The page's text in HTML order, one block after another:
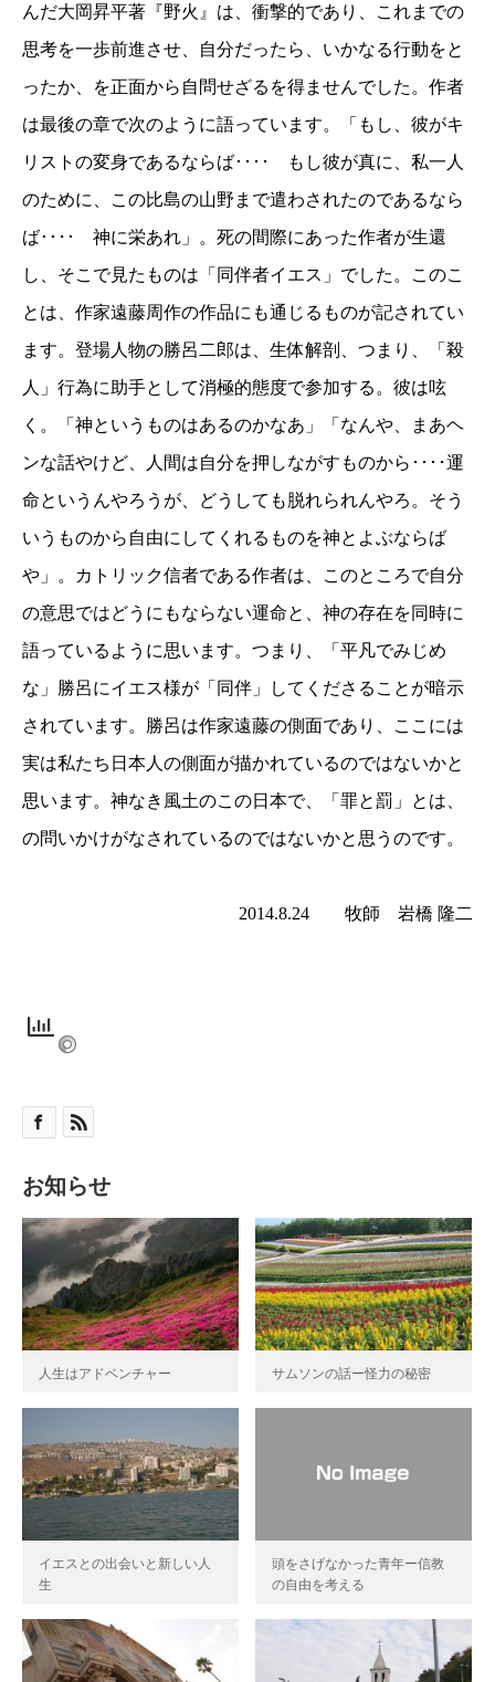
んだ大岡昇平著『野火』は、衝撃的であり、これまでの
思考を一歩前進させ、自分だったら、いかなる行動をと
ったか、を正面から自問せざるを得ませんでした。作者
は最後の章で次のように語っています。「もし、彼がキ
リストの変身であるならば････ もし彼が真に、私一人
のために、この比島の山野まで遣わされたのであるなら
ば････ 神に栄あれ」。死の間際にあった作者が生還
し、そこで見たものは「同伴者イエス」でした。このこ
とは、作家遠藤周作の作品にも通じるものが記されてい
ます。登場人物の勝呂二郎は、生体解剖、つまり、「殺
人」行為に助手として消極的態度で参加する。彼は呟
く。「神というものはあるのかなあ」「なんや、まあヘ
ンな話やけど、人間は自分を押しながすものから････運
命というんやろうが、どうしても脱れられんやろ。そう
いうものから自由にしてくれるものを神とよぶならば
や」。カトリック信者である作者は、このところで自分
の意思ではどうにもならない運命と、神の存在を同時に
語っているように思います。つまり、「平凡でみじめ
な」勝呂にイエス様が「同伴」してくださることが暗示
されています。勝呂は作家遠藤の側面であり、ここには
実は私たち日本人の側面が描かれているのではないかと
思います。神なき風土のこの日本で、「罪と罰」とは、
の問いかけがなされているのではないかと思うのです。
2014.8.24 牧師 岩橋 隆二
お知らせ
人生はアドベンチャー サムソンの話ー怪力の秘密
イエスとの出会いと新しい人
生
頭をさげなかった青年ー信教
の自由を考える